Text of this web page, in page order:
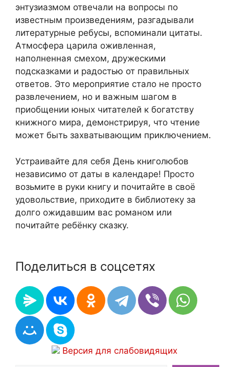
энтузиазмом отвечали на вопросы по
известным произведениям, разгадывали
литературные ребусы, вспоминали цитаты.
Атмосфера царила оживленная,
наполненная смехом, дружескими
подсказками и радостью от правильных
ответов. Это мероприятие стало не просто
развлечением, но и важным шагом в
приобщении юных читателей к богатству
книжного мира, демонстрируя, что чтение
может быть захватывающим приключением.
Устраивайте для себя День книголюбов
независимо от даты в календаре! Просто
возьмите в руки книгу и почитайте в своё
удовольствие, приходите в библиотеку за
долго ожидавшим вас романом или
почитайте ребёнку сказку.
Поделиться в соцсетях
Версия для слабовидящих